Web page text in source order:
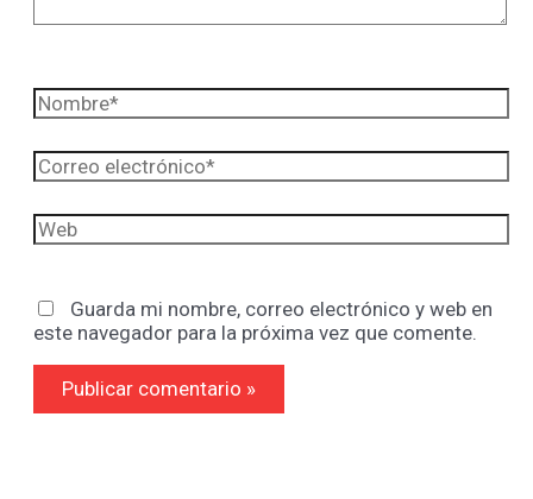
Nombre*
Correo
electrónico*
Web
Guarda mi nombre, correo electrónico y web en
este navegador para la próxima vez que comente.